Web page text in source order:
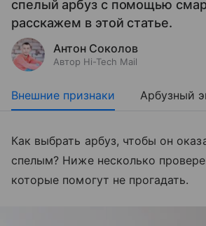
спелый арбуз с помощью
расскажем в этой статье.
Антон Соколов
Автор Hi-Tech Mail
Внешние признаки Арбузный
Как выбрать арбуз, чтобы он
спелым? Ниже несколько
которые помогут не прогадать.